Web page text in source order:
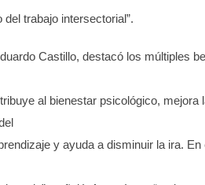
trabajo intersectorial”.
Castillo, destacó los múltiples
al bienestar psicológico, mejora
y ayuda a disminuir la ira. En